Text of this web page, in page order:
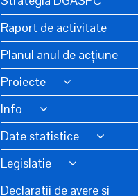
Raport de activitate
Planul anul de acțiune
Proiecte
Info
Date statistice
Legislatie
Declaratii de avere si